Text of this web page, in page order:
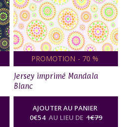
PROMOTION - 70 %
Jersey imprimé Mandala
Blanc
AJOUTER AU PANIER
0€54 AU LIEU DE 1€79